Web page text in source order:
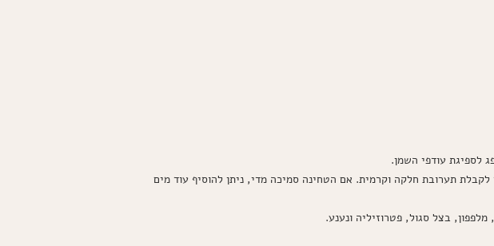
לספיגת עודפי השמן.
תערובת חלקה וקרמית. אם הטחינה סמיכה מדי, ניתן להוסיף עוד מים
בצל סגול, פטרוזיליה ונענע.